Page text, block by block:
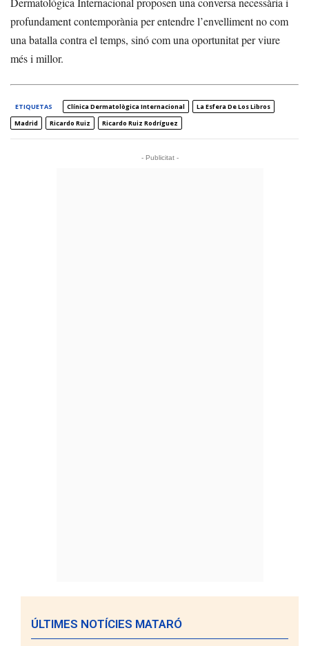
profundament contemporània per entendre l’envelliment no com
una batalla contra el temps, sinó com una oportunitat per viure
més i millor.
ETIQUETAS Clínica Dermatològica Internacional
La Esfera De Los Libros
Madrid
Ricardo Ruiz Ricardo Ruiz Rodríguez
- Publicitat -
ÚLTIMES NOTÍCIES MATARÓ